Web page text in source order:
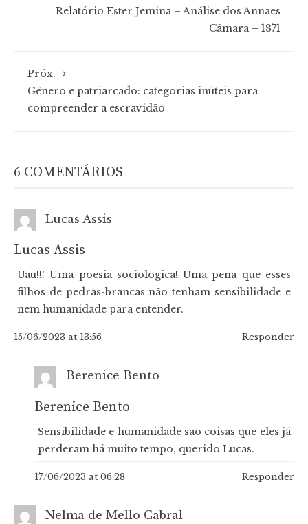
Relatório Ester Jemina – Análise dos Annaes
Câmara – 1871
Próx.
Gênero e patriarcado: categorias inúteis para
compreender a escravidão
6 COMENTÁRIOS
Lucas Assis
Lucas Assis
Uau!!! Uma poesia sociologica! Uma pena que esses
filhos de pedras-brancas não tenham sensibilidade e
nem humanidade para entender.
15/06/2023 at 13:56 Responder
Berenice Bento
Berenice Bento
Sensibilidade e humanidade são coisas que eles já
perderam há muito tempo, querido Lucas.
17/06/2023 at 06:28 Responder
Nelma de Mello Cabral